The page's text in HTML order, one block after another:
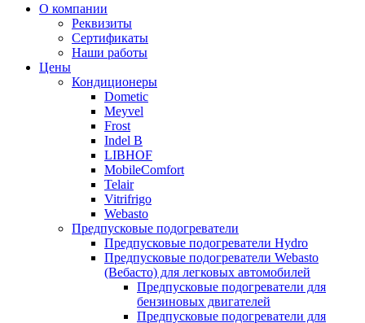
Основное
Перейти
содержимому
О компании
Реквизиты
Сертификаты
Наши работы
Цены
Кондиционеры
Dometic
Meyvel
Frost
Indel B
LIBHOF
MobileComfort
Telair
Vitrifrigo
Webasto
Предпусковые подогреватели
Предпусковые подогреватели Hydro
Предпусковые подогреватели Webasto
(Вебасто) для легковых автомобилей
Предпусковые подогреватели для
бензиновых двигателей
Предпусковые подогреватели для